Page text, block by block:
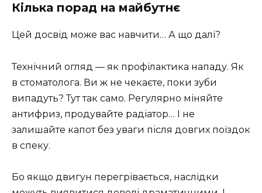
Кілька порад на майбутнє
Цей досвід може вас навчити… А що далі?
Технічний огляд — як профілактика нападу. Як
в стоматолога. Ви ж не чекаєте, поки зуби
випадуть? Тут так само. Регулярно міняйте
антифриз, продувайте радіатор… І не
залишайте капот без уваги після довгих поїздок
в спеку.
Бо якщо двигун перегрівається, наслідки